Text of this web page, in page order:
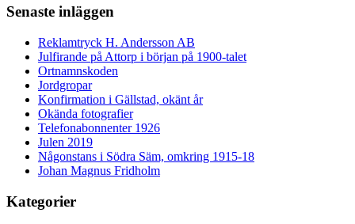
Senaste inläggen
Reklamtryck H. Andersson AB
Julfirande på Attorp i början på 1900-talet
Ortnamnskoden
Jordgropar
Konfirmation i Gällstad, okänt år
Okända fotografier
Telefonabonnenter 1926
Julen 2019
Någonstans i Södra Säm, omkring 1915-18
Johan Magnus Fridholm
Kategorier